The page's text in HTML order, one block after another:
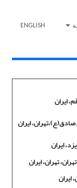
ENGLISH
ایران
ایران
ایران
تهران، ایران
ایران